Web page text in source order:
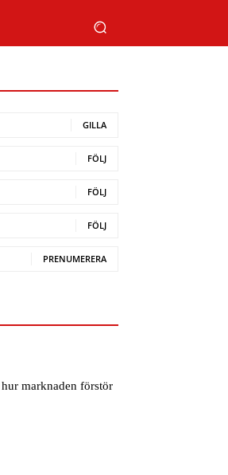
GILLA
FÖLJ
FÖLJ
FÖLJ
PRENUMERERA
marknaden förstör